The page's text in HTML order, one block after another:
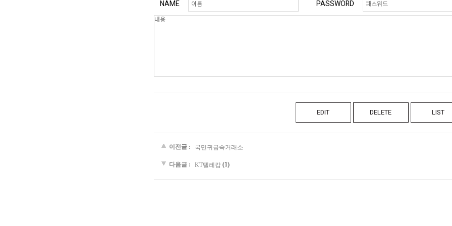
NAME PASSWORD
EDIT DELETE LIST
이전글 : 국민귀금속거래소
다음글 : KT텔레캅(1)